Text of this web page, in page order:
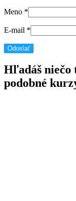
Meno *
E-mail *
Hľadáš niečo
podobné